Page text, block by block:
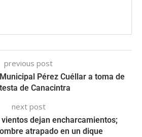
previous post
Pérez Cuéllar a toma de
de Canacintra
next post
dejan encharcamientos;
atrapado en un dique